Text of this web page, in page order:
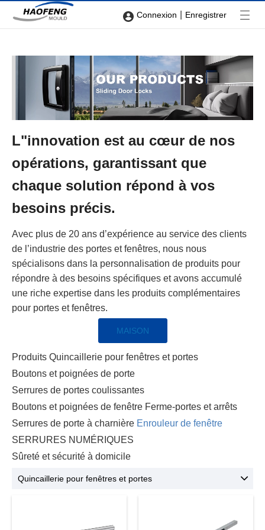
Connexion Enregistrer
L"innovation est au cœur de nos
opérations, garantissant que
chaque solution répond à vos
besoins précis.
Avec plus de 20 ans d’expérience au service des clients
de l’industrie des portes et fenêtres, nous nous
spécialisons dans la personnalisation de produits pour
répondre à des besoins spécifiques et avons accumulé
une riche expertise dans les produits complémentaires
pour portes et fenêtres.
MAISON
Produits Quincaillerie pour fenêtres et portes
Boutons et poignées de porte
Serrures de portes coulissantes
Boutons et poignées de fenêtre Ferme-portes et arrêts
Serrures de porte à charnière Enrouleur de fenêtre
SERRURES NUMÉRIQUES
Sûreté et sécurité à domicile
Quincaillerie pour fenêtres et portes